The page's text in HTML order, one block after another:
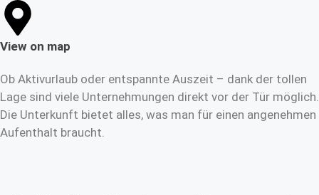
View on map
Ob Aktivurlaub oder entspannte Auszeit – dank der tollen
Lage sind viele Unternehmungen direkt vor der Tür möglich.
Die Unterkunft bietet alles, was man für einen angenehmen
Aufenthalt braucht.